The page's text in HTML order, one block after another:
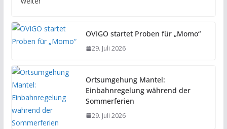
OVIGO startet Proben für „Momo“
29. Juli 2026
Ortsumgehung Mantel:
Einbahnregelung während der
Sommerferien
29. Juli 2026